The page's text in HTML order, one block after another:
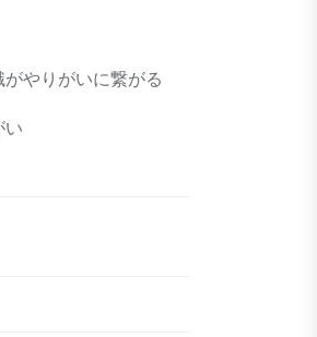
やりがいに繋がる
い